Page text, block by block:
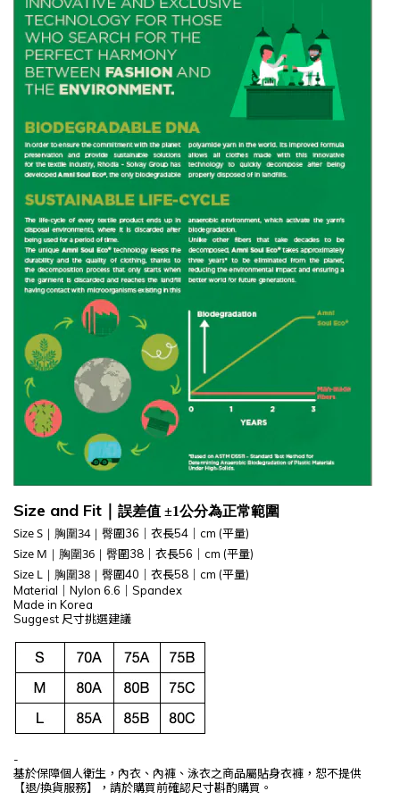
Size and Fit 誤差值 ±1公分為正常範圍
Size S ｜胸圍34｜臀圍36 ｜衣長54 cm (平量)
Size M ｜胸圍36 ｜臀圍38 ｜衣長56 cm (平量)
Size L ｜胸圍38 ｜臀圍40 ｜衣長58
cm (平量)
Material ｜Nylon 6.6
Spandex
Made in Korea
Suggest 尺寸挑選建議
-
基於保障個人衛生，內衣、內褲、泳衣之商品屬貼身衣褲，恕不提供
【退/換貨服務】，請於購買前確認尺寸斟酌購買。